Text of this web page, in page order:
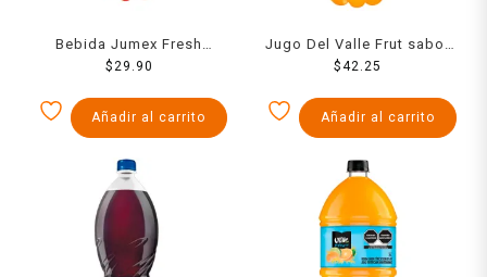
Bebida Jumex Fresh
conga 2 l
$ 29.90
Añadir al carrito
Jugo Del Valle Frut sabor
cítricos de 3 l
$42.25
Añadir al carrito